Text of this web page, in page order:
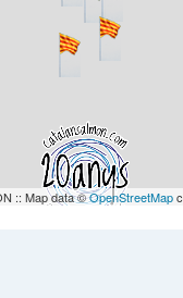
:: Map data ©OpenStreetMap